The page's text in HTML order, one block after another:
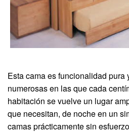
Esta cama es funcionalidad pura
numerosas en las que cada
habitación se vuelve un lugar
que necesitan, de noche en un
camas prácticamente sin